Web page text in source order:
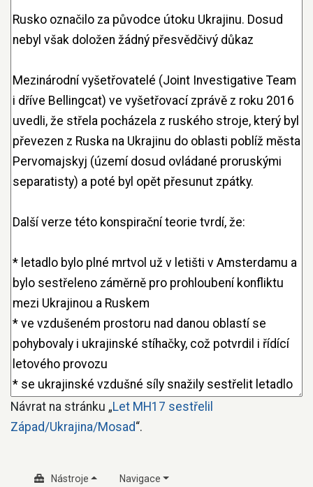
Návrat na stránku „Let MH17 sestřelil
Západ/Ukrajina/Mosad“.
Nástroje Navigace